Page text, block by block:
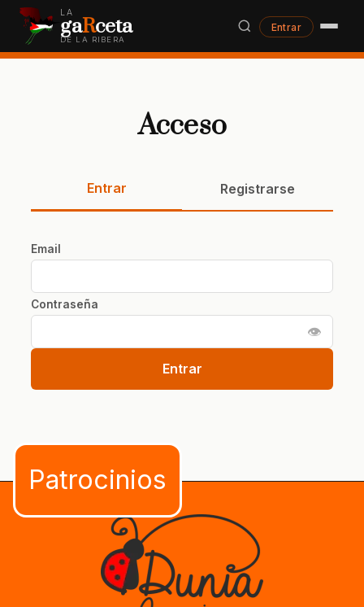
LA
gaRceta
DE LA RIBERA
Entrar
Acceso
Entrar Registrarse
Email
Contraseña
👁
Entrar